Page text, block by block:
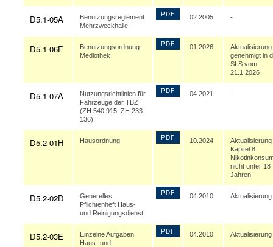
D5.1-05A
Benützungsreglement
Mehrzweckhalle
PDF 02.2005 -
D5.1-06F
Benutzungsordnung
Mediothek
PDF 01.2026
Aktualisierung
genehmigt in
SLS vom
21.1.2026
D5.1-07A
Nutzungsrichtlinien für
Fahrzeuge der TBZ
(ZH 540 915, ZH 233
136)
PDF 04.2021 -
D5.2-01H Hausordnung PDF 10.2024
Aktualisierung
Kapitel 8
nicht unter 18
Jahren
D5.2-02D
Generelles
Pflichtenheft Haus-
und Reinigungsdienst
PDF 04.2010 Aktualisierung
D5.2-03E
Einzelne Aufgaben
Haus- und
PDF 04.2010 Aktualisierung